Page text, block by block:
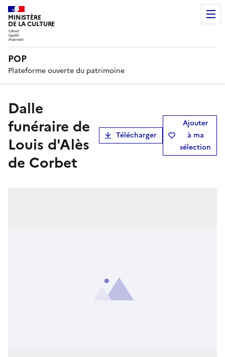
MINISTÈRE
DE LA CULTURE
POP
Plateforme ouverte du patrimoine
dalle
funéraire de
Louis d'Alès
de Corbet
Télécharger
Ajouter
à ma
sélection